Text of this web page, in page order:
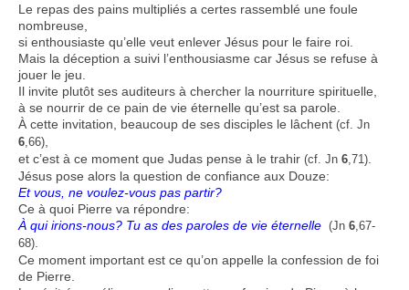
Le repas des pains multipliés a certes rassemblé une foule
nombreuse,
si enthousiaste qu’elle veut enlever Jésus pour le faire roi.
Mais la déception a suivi l’enthousiasme car Jésus se refuse à
jouer le jeu.
Il invite plutôt ses auditeurs à chercher la nourriture spirituelle,
à se nourrir de ce pain de vie éternelle qu’est sa parole.
À cette invitation, beaucoup de ses disciples le lâchent (cf. Jn
6 ,66)
et c’est à ce moment que Judas pense à le trahir (cf. Jn 6 ,71)
Jésus pose alors la question de confiance aux Douze:
Et vous, ne voulez-vous pas partir?
Ce à quoi Pierre va répondre:
À qui irions-nous? Tu as des paroles de vie éternelle (Jn 6 ,67-
68)
Ce moment important est ce qu’on appelle la confession de foi
de Pierre.